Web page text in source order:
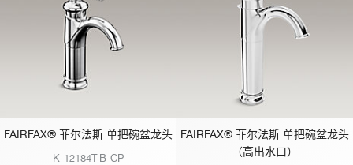
FAIRFAX® 菲尔法斯 单把碗盆龙头
K-12184T-B-CP
FAIRFAX® 菲尔法斯 单把碗盆龙头
（高出水口）